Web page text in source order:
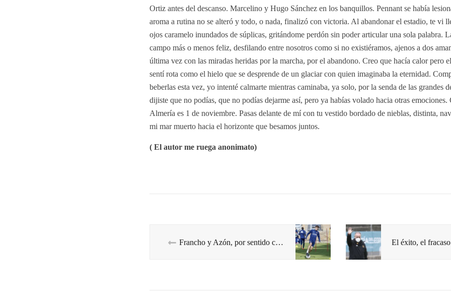
Ortiz antes del descanso. Marcelino y Hugo Sánchez en los banquillos. Pennant se había
aroma a rutina no se alteró y todo, o nada, finalizó con victoria. Al abandonar el estadio, te vi
ojos caramelo inundados de súplicas, gritándome perdón sin poder articular una sola palabra.
campo más o menos feliz, desfilando entre nosotros como si no existiéramos, ajenos a dos
última vez con las miradas heridas por la marcha, por el abandono. Creo que hacía calor pero
sentí rota como el hielo que se desprende de un glaciar con quien imaginaba la eternidad.
beberlas esta vez, yo intenté calmarte mientras caminaba, ya solo, por la senda de las grandes
dijiste que no podías, que no podías dejarme así, pero ya habías volado hacia otras emociones.
Almería es 1 de noviembre. Pasas delante de mí con tu vestido bordado de nieblas, distinta,
mi mar muerto hacia el horizonte que besamos juntos.
( El autor me ruega anonimato)
Francho y Azón, por sentido común